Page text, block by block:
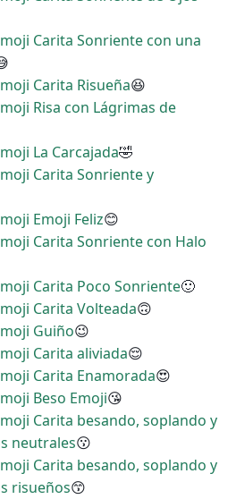
Carita Sonriente con una
Carita Risueña😆
Risa con Lágrimas de
La Carcajada🤣
Carita Sonriente y
Emoji Feliz😊
Carita Sonriente con Halo
Carita Poco Sonriente🙂
Carita Volteada🙃
Guiño😉
Carita aliviada😌
Carita Enamorada😍
Beso Emoji😘
Carita besando, soplando y
neutrales😗
Carita besando, soplando y
risueños😙